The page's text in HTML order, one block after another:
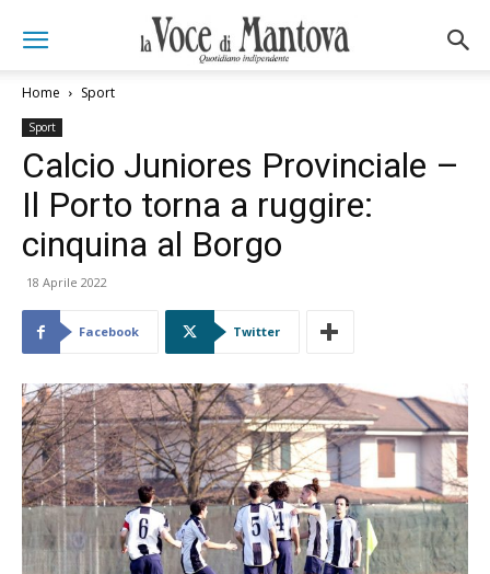
Home Sport
Sport
Calcio Juniores Provinciale –
Il Porto torna a ruggire:
cinquina al Borgo
18 Aprile 2022
Facebook Twitter